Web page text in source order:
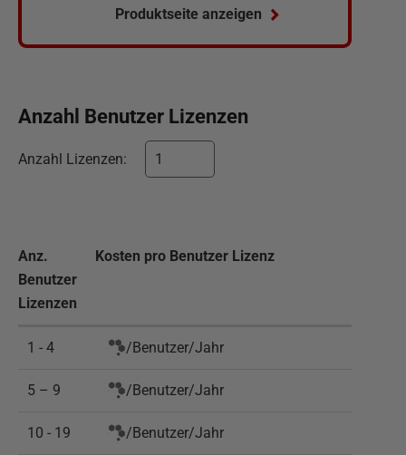
Produktseite anzeigen
Anzahl Benutzer Lizenzen
Anzahl Lizenzen:
Anz.
Benutzer
Lizenzen
Kosten pro Benutzer Lizenz
1 - 4 /Benutzer/Jahr
5 – 9 /Benutzer/Jahr
10 - 19 /Benutzer/Jahr